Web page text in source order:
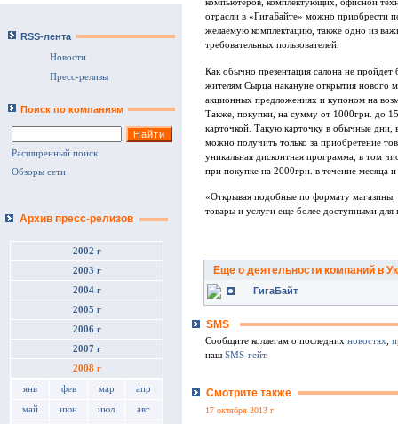
RSS-лента
Новости
Пресс-релизы
Поиск по компаниям
Расширенный поиск
Обзоры сети
Архив пресс-релизов
2002 г
2003 г
2004 г
2005 г
2006 г
2007 г
2008 г
янв фев мар апр
май июн июл авг
компьютеров, комплектующих, офисной
отрасли в «ГигаБайте» можно приобрести
желаемую комплектацию, также одно из
требовательных пользователей.
Как обычно презентация салона не
жителям Сырца накануне открытия нового
акционных предложениях и купоном на
Также, покупки, на сумму от 1000грн. до
карточкой. Такую карточку в обычные дни,
можно получить только за приобретение
уникальная дисконтная программа, в том
при покупке на 2000грн. в течение месяца
«Открывая подобные по формату магазины,
товары и услуги еще более доступными для
Еще о деятельности компаний в
ГигаБайт
SMS
Сообщите коллегам о последних новостях
наш SMS-гейт.
Смотрите также
17 октября 2013 г